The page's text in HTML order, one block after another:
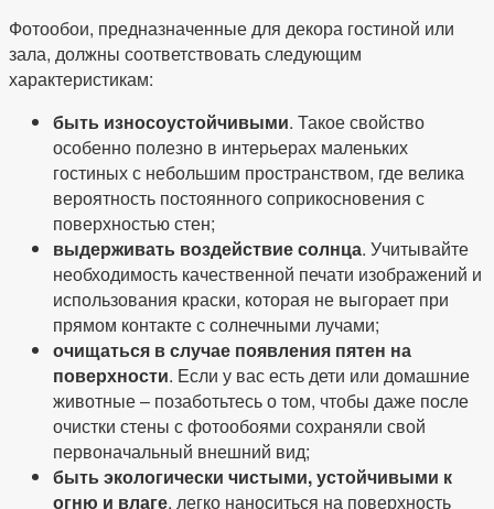
Фотообои, предназначенные для декора гостиной или
зала, должны соответствовать следующим
характеристикам:
быть износоустойчивыми. Такое свойство
особенно полезно в интерьерах маленьких
гостиных с небольшим пространством, где велика
вероятность постоянного соприкосновения с
поверхностью стен;
выдерживать воздействие солнца. Учитывайте
необходимость качественной печати изображений и
использования краски, которая не выгорает при
прямом контакте с солнечными лучами;
очищаться в случае появления пятен на
поверхности. Если у вас есть дети или домашние
животные – позаботьтесь о том, чтобы даже после
очистки стены с фотообоями сохраняли свой
первоначальный внешний вид;
быть экологически чистыми, устойчивыми к
огню и влаге, легко наноситься на поверхность